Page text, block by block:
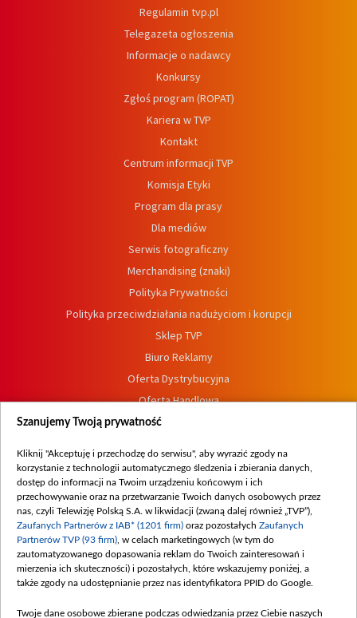
Regulamin tvp.pl
Telegazeta ogłoszenia
Informacje o nadawcy
Konkursy
Zgłoś program (ROPAT)
Kariera w TVP
Kontakt
Centrum informacji TVP
Komisja Etyki
Program dla prasy
Dla mediów
Serwis fotograficzny
Merchandising (znaki)
Polityka Prywatności
Polityka przeciwdziałania nadużyciom i korupcji
Sklep TVP
Biuro Reklamy
Oferta Dystrybucyjna
Oferta Handlowa
Dostępność
Procedura zgłoszeń wewnętrznych
Szanujemy Twoją prywatność
Kliknij "Akceptuję i przechodzę do serwisu", aby wyrazić zgody na
korzystanie z technologii automatycznego śledzenia i zbierania danych,
dostęp do informacji na Twoim urządzeniu końcowym i ich
przechowywanie oraz na przetwarzanie Twoich danych osobowych przez
nas, czyli Telewizję Polską S.A. w likwidacji (zwaną dalej również „TVP”),
Zaufanych Partnerów z IAB* (1201 firm) oraz pozostałych Zaufanych
Partnerów TVP (93 firm) , w celach marketingowych (w tym do
zautomatyzowanego dopasowania reklam do Twoich zainteresowań i
mierzenia ich skuteczności) i pozostałych, które wskazujemy poniżej, a
także zgody na udostępnianie przez nas identyfikatora PPID do Google.
Twoje dane osobowe zbierane podczas odwiedzania przez Ciebie naszych